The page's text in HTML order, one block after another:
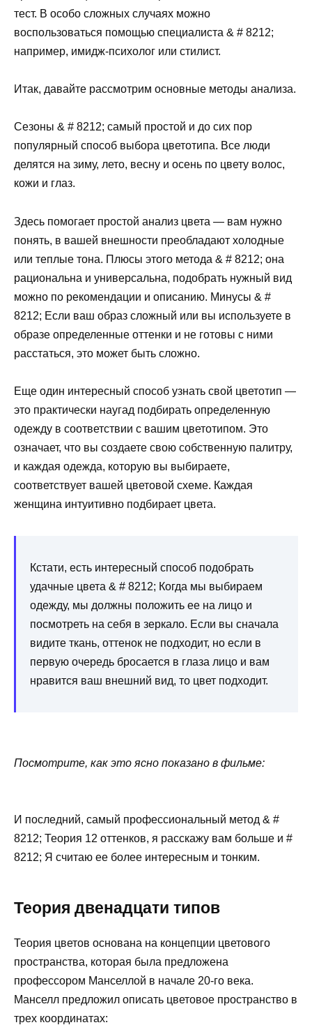
тест. В особо сложных случаях можно
воспользоваться помощью специалиста & # 8212;
например, имидж-психолог или стилист.
Итак, давайте рассмотрим основные методы анализа.
Сезоны & # 8212; самый простой и до сих пор
популярный способ выбора цветотипа. Все люди
делятся на зиму, лето, весну и осень по цвету волос,
кожи и глаз.
Здесь помогает простой анализ цвета — вам нужно
понять, в вашей внешности преобладают холодные
или теплые тона. Плюсы этого метода & # 8212; она
рациональна и универсальна, подобрать нужный вид
можно по рекомендации и описанию. Минусы & #
8212; Если ваш образ сложный или вы используете в
образе определенные оттенки и не готовы с ними
расстаться, это может быть сложно.
Еще один интересный способ узнать свой цветотип —
это практически наугад подбирать определенную
одежду в соответствии с вашим цветотипом. Это
означает, что вы создаете свою собственную палитру,
и каждая одежда, которую вы выбираете,
соответствует вашей цветовой схеме. Каждая
женщина интуитивно подбирает цвета.
Кстати, есть интересный способ подобрать
удачные цвета & # 8212; Когда мы выбираем
одежду, мы должны положить ее на лицо и
посмотреть на себя в зеркало. Если вы сначала
видите ткань, оттенок не подходит, но если в
первую очередь бросается в глаза лицо и вам
нравится ваш внешний вид, то цвет подходит.
Посмотрите, как это ясно показано в фильме:
И последний, самый профессиональный метод & #
8212; Теория 12 оттенков, я расскажу вам больше и #
8212; Я считаю ее более интересным и тонким.
Теория двенадцати типов
Теория цветов основана на концепции цветового
пространства, которая была предложена
профессором Манселлой в начале 20-го века.
Манселл предложил описать цветовое пространство в
трех координатах: